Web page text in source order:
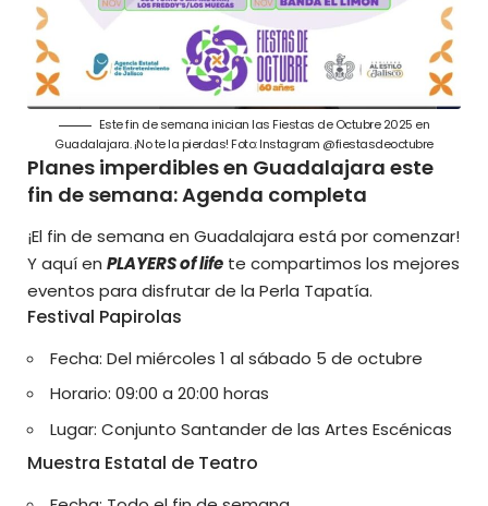
Este fin de semana inician las Fiestas de Octubre 2025 en
Guadalajara. ¡No te la pierdas! Foto: Instagram @fiestasdeoctubre
Planes imperdibles en Guadalajara este
fin de semana: Agenda completa
¡El fin de semana en Guadalajara está por comenzar!
Y aquí en PLAYERS of life te compartimos los mejores
eventos para disfrutar de la Perla Tapatía.
Festival Papirolas
Fecha: Del miércoles 1 al sábado 5 de octubre
Horario: 09:00 a 20:00 horas
Lugar: Conjunto Santander de las Artes Escénicas
Muestra Estatal de Teatro